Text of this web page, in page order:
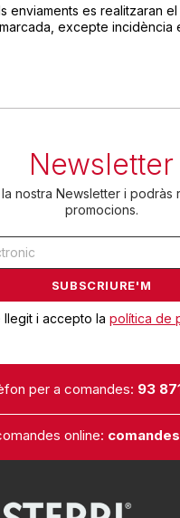
enviaments es realitzaran
excepte incidència
Newsletter
nostra Newsletter i podràs
promocions.
llegit i accepto la política de
per a comandes: 93
online: